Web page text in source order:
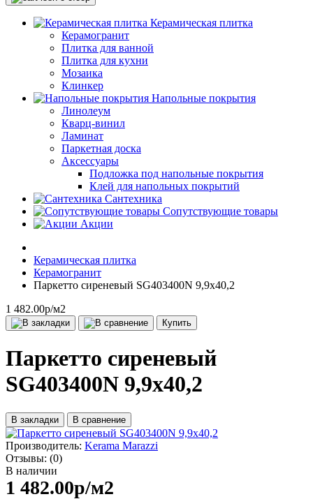
Керамическая плитка
Керамогранит
Плитка для ванной
Плитка для кухни
Мозаика
Клинкер
Напольные покрытия
Линолеум
Кварц-винил
Ламинат
Паркетная доска
Аксессуары
Подложка под напольные покрытия
Клей для напольных покрытий
Сантехника
Сопутствующие товары
Акции
Керамическая плитка
Керамогранит
Паркетто сиреневый SG403400N 9,9х40,2
1 482.00р/м2
Купить
Паркетто сиреневый
SG403400N 9,9х40,2
В закладки В сравнение
Производитель: Kerama Marazzi
Отзывы: (0)
В наличии
1 482.00р/м2